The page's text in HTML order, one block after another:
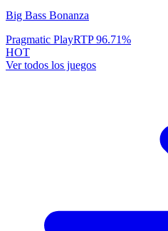
Big Bass Bonanza
Pragmatic PlayRTP96.71%
HOT
Ver todos los juegos